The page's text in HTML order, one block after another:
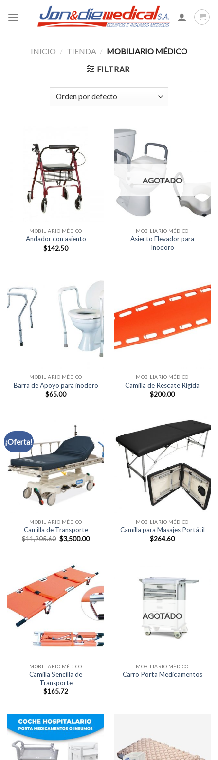
INICIO / TIENDA / MOBILIARIO MÉDICO
FILTRAR
MOBILIARIO MÉDICO
Andador con asiento
$142.50
AGOTADO
MOBILIARIO MÉDICO
Asiento Elevador para
Inodoro
MOBILIARIO MÉDICO
Barra de Apoyo para inodoro
$65.00
MOBILIARIO MÉDICO
Camilla de Rescate Rígida
$200.00
¡Oferta!
MOBILIARIO MÉDICO
Camilla de Transporte
$11,205.60 $3,500.00
MOBILIARIO MÉDICO
Camilla para Masajes Portátil
$264.60
MOBILIARIO MÉDICO
Camilla Sencilla de
Transporte
$165.72
AGOTADO
MOBILIARIO MÉDICO
Carro Porta Medicamentos